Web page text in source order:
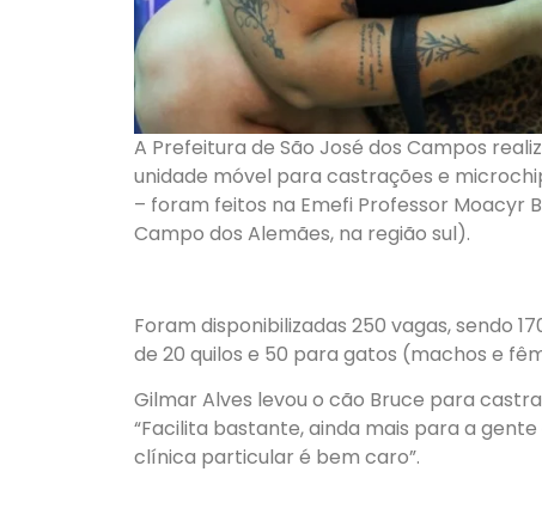
A Prefeitura de São José dos Campos
unidade móvel para castrações e
– foram feitos na Emefi Professor Moacyr
Campo dos Alemães, na região sul).
Foram disponibilizadas 250 vagas, sendo
de 20 quilos e 50 para gatos (machos e
Gilmar Alves levou o cão Bruce para
“Facilita bastante, ainda mais para a
clínica particular é bem caro”.